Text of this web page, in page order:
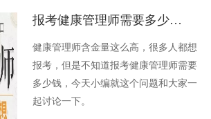
下。
报考健康管理师需要多少钱？
健康管理师含金量这么高，很多人都想
报考，但是不知道报考健康管理师需要
多少钱，今天小编就这个问题和大家一
起讨论一下。